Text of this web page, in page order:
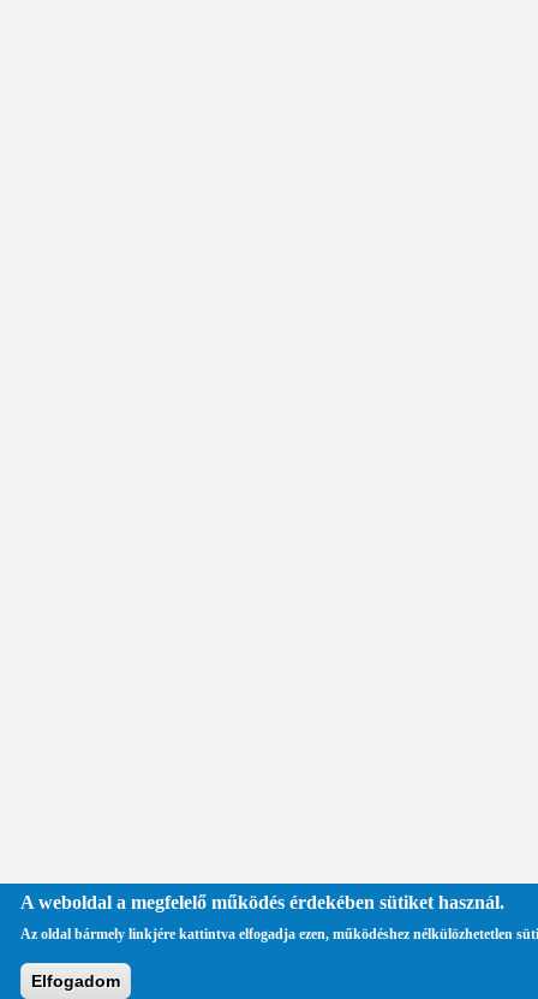
A weboldal a megfelelő működés érdekében sütiket használ.
Az oldal bármely linkjére kattintva elfogadja ezen, működéshez nélkülözhetetlen
Elfogadom